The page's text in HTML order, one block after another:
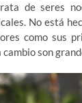
de seres
No está
como sus
cambio son